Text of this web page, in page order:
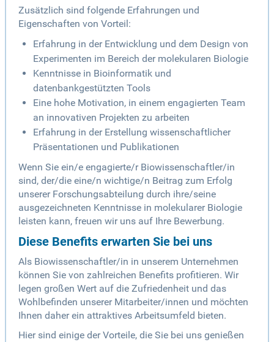
Zusätzlich sind folgende Erfahrungen und
Eigenschaften von Vorteil:
Erfahrung in der Entwicklung und dem Design von
Experimenten im Bereich der molekularen Biologie
Kenntnisse in Bioinformatik und
datenbankgestützten Tools
Eine hohe Motivation, in einem engagierten Team
an innovativen Projekten zu arbeiten
Erfahrung in der Erstellung wissenschaftlicher
Präsentationen und Publikationen
Wenn Sie ein/e engagierte/r Biowissenschaftler/in
sind, der/die eine/n wichtige/n Beitrag zum Erfolg
unserer Forschungsabteilung durch ihre/seine
ausgezeichneten Kenntnisse in molekularer Biologie
leisten kann, freuen wir uns auf Ihre Bewerbung.
Diese Benefits erwarten Sie bei uns
Als Biowissenschaftler/in in unserem Unternehmen
können Sie von zahlreichen Benefits profitieren. Wir
legen großen Wert auf die Zufriedenheit und das
Wohlbefinden unserer Mitarbeiter/innen und möchten
Ihnen daher ein attraktives Arbeitsumfeld bieten.
Hier sind einige der Vorteile, die Sie bei uns genießen